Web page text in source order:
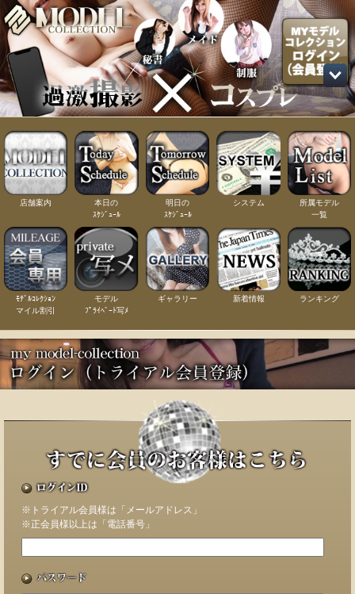
店舗案内
本日の
ｽｹｼﾞｭｰﾙ
明日の
ｽｹｼﾞｭｰﾙ
システム
所属モデル
一覧
ﾓﾃﾞﾙｺﾚｸｼｮﾝ
マイル割引
モデル
ﾌﾟﾗｲﾍﾞｰﾄ写ﾒ
ギャラリー 新着情報 ランキング
※トライアル会員様は「メールアドレス」
※正会員様以上は「電話番号」